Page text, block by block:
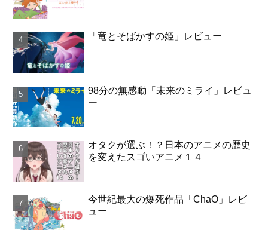
「竜とそばかすの姫」レビュー
98分の無感動「未来のミライ」レビュ
ー
オタクが選ぶ！？日本のアニメの歴史
を変えたスゴいアニメ１４
今世紀最大の爆死作品「ChaO」レビ
ュー